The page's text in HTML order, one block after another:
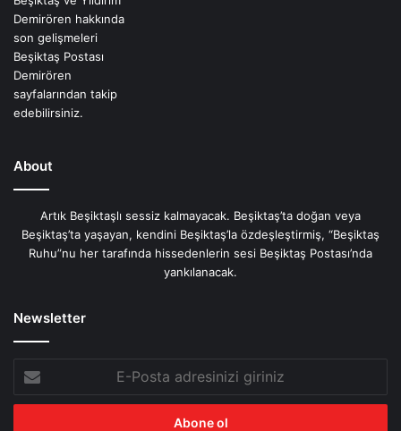
About
Artık Beşiktaşlı sessiz kalmayacak. Beşiktaş’ta doğan veya
Beşiktaş’ta yaşayan, kendini Beşiktaş’la özdeşleştirmiş, “Beşiktaş
Ruhu”nu her tarafında hissedenlerin sesi Beşiktaş Postası’nda
yankılanacak.
Newsletter
Posta
adresinizi